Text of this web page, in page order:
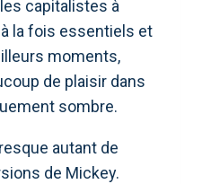
capitalistes à
la fois essentiels et
moments,
de plaisir dans
sombre.
autant de
de Mickey.